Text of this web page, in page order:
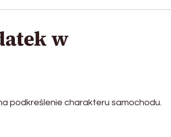
w
podkreślenie charakteru samochodu.